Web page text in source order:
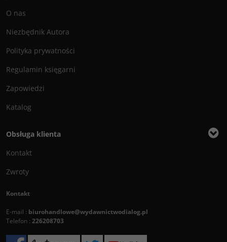
O nas
Niezbędnik Autora
Polityka prywatności
Regulamin księgarni
Zapowiedzi
Katalog
Obsługa klienta
Kontakt
Zwroty
Kontakt
E-mail : biurohandlowe@wydawnictwodialog.pl
Telefon : 226208703